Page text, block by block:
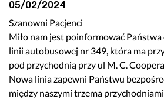
05/02/2024
Szanowni Pacjenci
Miło nam jest poinformować
linii autobusowej nr 349, która ma
pod przychodnią przy ul M. C.
Nowa linia zapewni Państwu
między naszymi trzema